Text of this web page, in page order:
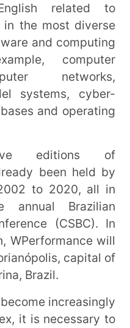
related to
in the most diverse
and computing
computer
networks,
systems, cyber-
and operating
editions of
been held by
to 2020, all in
annual Brazilian
(CSBC). In
WPerformance will
capital of
Brazil.
increasingly
it is necessary to